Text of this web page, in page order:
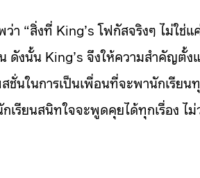
“สิ่งที่ King’s โฟกัสจริงๆ ไม่ใช่แ
ดังนั้น King’s จึงให้ความสำคัญตั้ง
นในการเป็นเพื่อนที่จะพานักเรียน
รียนสนิทใจจะพูดคุยได้ทุกเรื่อง ไม่